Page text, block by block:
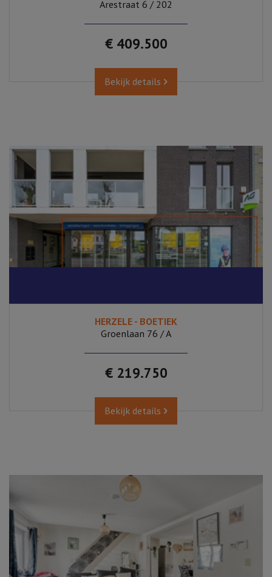
Arestraat 6 / 202
€ 409.500
Bekijk details
HERZELE - BOETIEK
Groenlaan 76 / A
€ 219.750
Bekijk details